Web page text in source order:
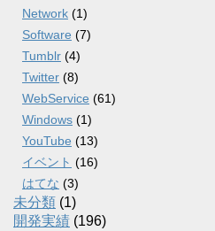
Network (1)
Software (7)
Tumblr (4)
Twitter (8)
WebService (61)
Windows (1)
YouTube (13)
イベント (16)
はてな (3)
未分類 (1)
開発実績 (196)